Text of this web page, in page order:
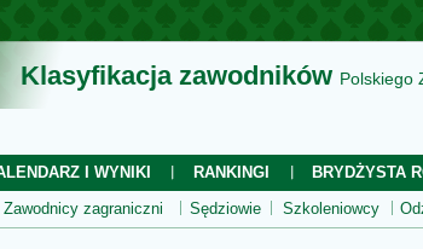
Klasyfikacja zawodników Polskiego
I WYNIKI RANKINGI
BRYDŻYSTA
Zawodnicy zagraniczni Sędziowie Szkoleniowcy